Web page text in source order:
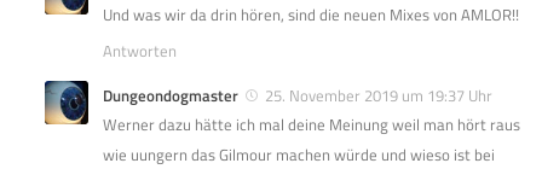
Und was wir da drin hören, sind die neuen Mixes von AMLOR!!
Antworten
Dungeondogmaster
25. November 2019 um 19:37 Uhr
Werner dazu hätte ich mal deine Meinung weil man hört raus
wie uungern das Gilmour machen würde und wieso ist bei